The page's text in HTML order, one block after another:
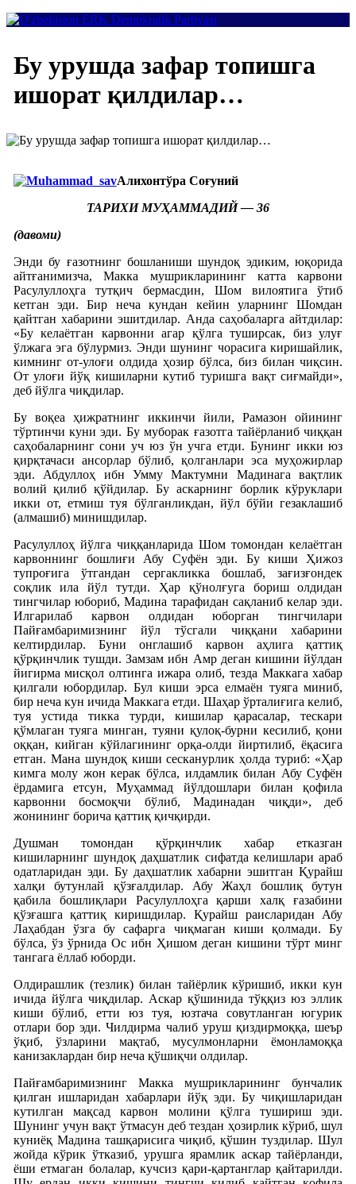
Бу урушда зафар топишга
ишорат қилдилар…
Алихонтўра Соғуний
ТАРИХИ МУҲАММАДИЙ — 36
(давоми)
Энди бу ғазотнинг бошланиши шундоқ эдиким, юқорида
айтғанимизча, Макка мушрикларининг катта карвони
Расулуллоҳга тутқич бермасдин, Шом вилоятига ўтиб
кетган эди. Бир неча кундан кейин уларнинг Шомдан
қайтган хабарини эшитдилар. Анда саҳобаларга айтдилар:
«Бу келаётган карвонни агар қўлга туширсак, биз улуғ
ўлжага эга бўлурмиз. Энди шунинг чорасига киришайлик,
кимнинг от-улоғи олдида ҳозир бўлса, биз билан чиқсин.
От улоғи йўқ кишиларни кутиб туришга вақт сиғмайди»,
деб йўлга чиқдилар.
Бу воқеа ҳижратнинг иккинчи йили, Рамазон ойининг
тўртинчи куни эди. Бу муборак ғазотга тайёрланиб чиққан
саҳобаларнинг сони уч юз ўн учга етди. Бунинг икки юз
қирқтачаси ансорлар бўлиб, қолганлари эса муҳожирлар
эди. Абдуллоҳ ибн Умму Мактумни Мадинага вақтлик
волий қилиб қўйдилар. Бу аскарнинг борлик кўруклари
икки от, етмиш туя бўлганликдан, йўл бўйи гезаклашиб
(алмашиб) минишдилар.
Расулуллоҳ йўлга чиққанларида Шом томондан келаётган
карвоннинг бошлиғи Абу Суфён эди. Бу киши Ҳижоз
тупроғига ўтгандан сергакликка бошлаб, зағизғондек
соқлик ила йўл тутди. Ҳар қўнолғуга бориш олдидан
тингчилар юбориб, Мадина тарафидан сақланиб келар эди.
Илгарилаб карвон олдидан юборган тингчилари
Пайғамбаримизнинг йўл тўсгали чиққани хабарини
келтирдилар. Буни онглашиб карвон аҳлига қаттиқ
қўрқинчлик тушди. Замзам ибн Амр деган кишини йўлдан
йигирма мисқол олтинга ижара олиб, тезда Маккага хабар
қилгали юбордилар. Бул киши эрса елмаён туяга миниб,
бир неча кун ичида Маккага етди. Шаҳар ўрталиғига келиб,
туя устида тикка турди, кишилар қарасалар, тескари
қўмлаган туяга минган, туяни қулоқ-бурни кесилиб, қони
оққан, кийган кўйлагининг орқа-олди йиртилиб, ёқасига
етган. Мана шундоқ киши сесканурлик ҳолда туриб: «Ҳар
кимга молу жон керак бўлса, илдамлик билан Абу Суфён
ёрдамига етсун, Муҳаммад йўлдошлари билан қофила
карвонни босмоқчи бўлиб, Мадинадан чиқди», деб
жонининг борича қаттиқ қичқирди.
Душман томондан қўрқинчлик хабар етказган
кишиларнинг шундоқ даҳшатлик сифатда келишлари араб
одатларидан эди. Бу даҳшатлик хабарни эшитган Қурайш
халқи бутунлай қўзғалдилар. Абу Жаҳл бошлиқ бутун
қабила бошлиқлари Расулуллоҳга қарши халқ ғазабини
қўзғашга қаттиқ киришдилар. Қурайш раисларидан Абу
Лаҳабдан ўзга бу сафарга чиқмаган киши қолмади. Бу
бўлса, ўз ўрнида Ос ибн Ҳишом деган кишини тўрт минг
тангага ёллаб юборди.
Олдирашлик (тезлик) билан тайёрлик кўришиб, икки кун
ичида йўлга чиқдилар. Аскар қўшинида тўққиз юз эллик
киши бўлиб, етти юз туя, юзтача совутланган югурик
отлари бор эди. Чилдирма чалиб уруш қиздирмоққа, шеър
ўқиб, ўзларини мақтаб, мусулмонларни ёмонламоққа
канизаклардан бир неча қўшиқчи олдилар.
Пайғамбаримизнинг Макка мушрикларининг бунчалик
қилган ишларидан хабарлари йўқ эди. Бу чиқишларидан
кутилган мақсад карвон молини қўлга тушириш эди.
Шунинг учун вақт ўтмасун деб тездан ҳозирлик кўриб, шул
куниёқ Мадина ташқарисига чиқиб, қўшин туздилар. Шул
жойда кўрик ўтказиб, урушга ярамлик аскар тайёрланди,
ёши етмаган болалар, кучсиз қари-қартанглар қайтарилди.